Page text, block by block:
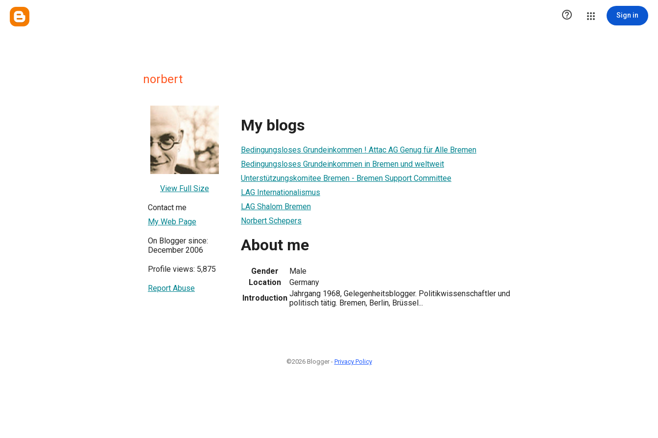
 Sign in
norbert
View Full Size
Contact me
My Web Page
On Blogger since:
December 2006
Profile views: 5,875
Report Abuse
My blogs
Bedingungsloses Grundeinkommen ! Attac AG Genug für Alle Bremen
Bedingungsloses Grundeinkommen in Bremen und weltweit
Unterstützungskomitee Bremen - Bremen Support Committee
LAG Internationalismus
LAG Shalom Bremen
Norbert Schepers
About me
Gender
Male
Location
Germany
Introduction Jahrgang 1968, Gelegenheitsblogger. Politikwissenschaftler und
politisch tätig. Bremen, Berlin, Brüssel...
©2026 Blogger - Privacy Policy